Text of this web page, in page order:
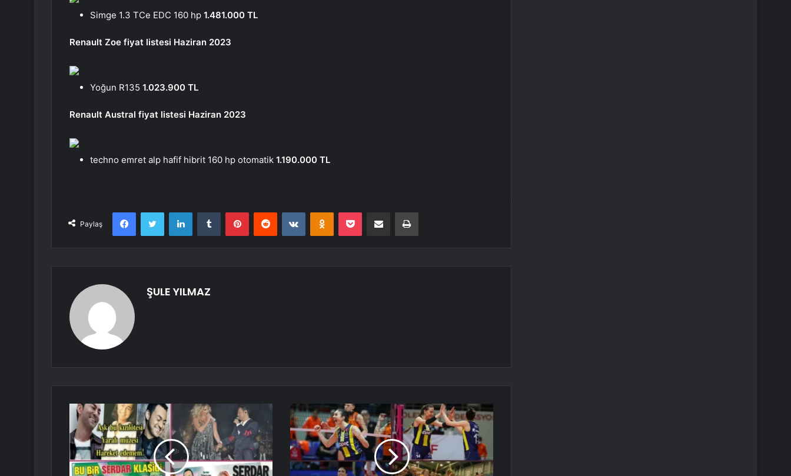
Simge 1.3 TCe EDC 160 hp 1.481.000 TL
Renault Zoe fiyat listesi Haziran 2023
Yoğun R135 1.023.900 TL
Renault Austral fiyat listesi Haziran 2023
techno emret alp hafif hibrit 160 hp otomatik 1.190.000 TL
Paylaş
FacebookTwitter LinkedInTumblr PinterestReddit VKontakteOdnoklassniki
Pocket E-Posta ile paylaş Yazdır
ŞULE YILMAZ